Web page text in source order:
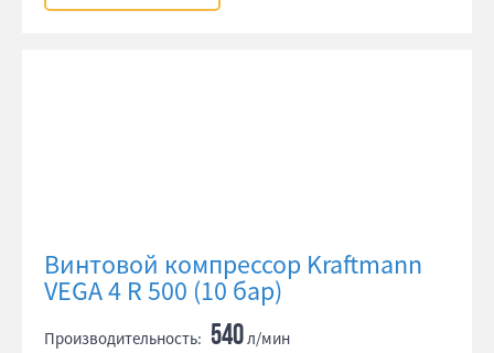
Винтовой компрессор Kraftmann
VEGA 4 R 500 (10 бар)
Производительность: 540л/мин